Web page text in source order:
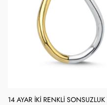
14 AYAR İKI RENKLI